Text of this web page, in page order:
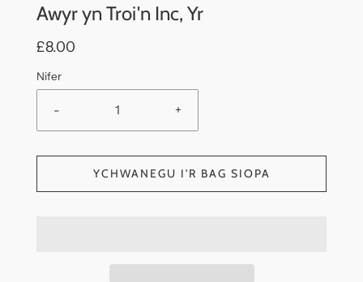
Awyr yn Troi'n Inc, Yr
£8.00
Nifer
- +
YCHWANEGU I'R BAG SIOPA